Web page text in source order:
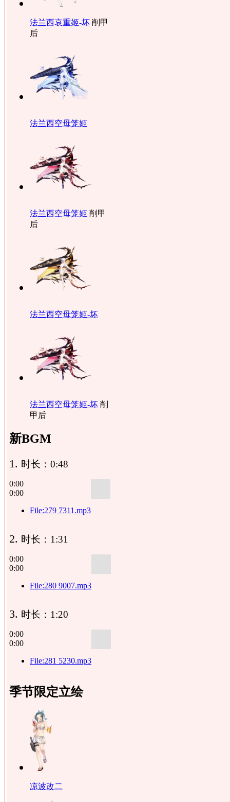
法兰西哀重姬-坏 削甲
后
法兰西空母笼姬
法兰西空母笼姬 削甲
后
法兰西空母笼姬-坏
法兰西空母笼姬-坏 削
甲后
新BGM
1. 时长：0:48
0:00
0:00
File:279 7311.mp3
2. 时长：1:31
0:00
0:00
File:280 9007.mp3
3. 时长：1:20
0:00
0:00
File:281 5230.mp3
季节限定立绘
凉波改二